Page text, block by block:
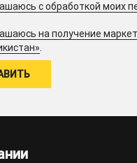
с обработкой моих
на получение
.